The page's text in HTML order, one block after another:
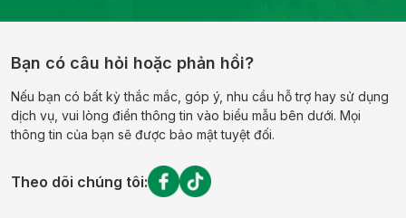
Bạn có câu hỏi hoặc phản hồi?
Nếu bạn có bất kỳ thắc mắc, góp ý, nhu cầu hỗ trợ hay sử dụng
dịch vụ, vui lòng điền thông tin vào biểu mẫu bên dưới. Mọi
thông tin của bạn sẽ được bảo mật tuyệt đối.
Theo dõi chúng tôi: